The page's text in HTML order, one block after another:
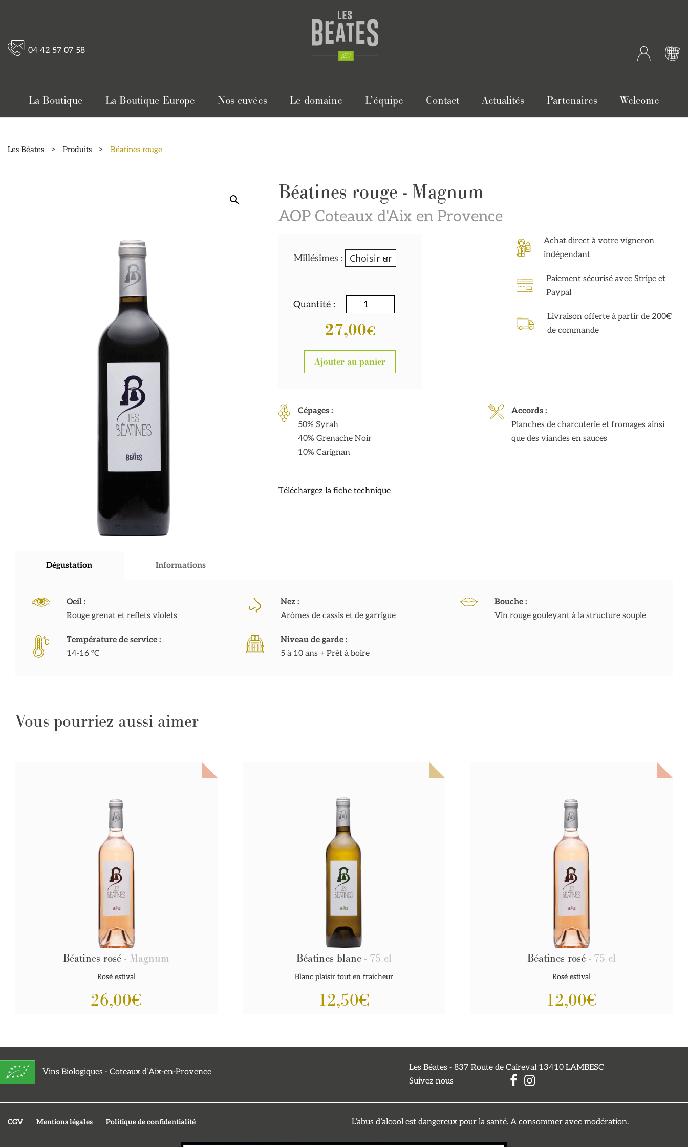
04 42 57 07 58
La Boutique La Boutique Europe Nos cuvées Le domaine L’équipe Contact Actualités Partenaires Welcome
Les Béates > Produits > Béatines rouge
Béatines rouge - Magnum
AOP Coteaux d'Aix en Provence
Millésimes :
Quantité :
27,00€
Ajouter au panier
Achat direct à votre vigneron
indépendant
Paiement sécurisé avec Stripe et
Paypal
Livraison offerte à partir de 200€
de commande
Cépages :
50% Syrah
40% Grenache Noir
10% Carignan
Accords :
Planches de charcuterie et fromages ainsi
que des viandes en sauces
Téléchargez la fiche technique
Dégustation Informations
Oeil :
Rouge grenat et reflets violets
Nez :
Arômes de cassis et de garrigue
Bouche :
Vin rouge gouleyant à la structure souple
Température de service :
14-16 °C
Niveau de garde :
5 à 10 ans + Prêt à boire
Vous pourriez aussi aimer
Béatines rosé - Magnum
Rosé estival
26,00€
Béatines blanc- 75 cl
Blanc plaisir tout en fraicheur
12,50€
Béatines rosé - 75 cl
Rosé estival
12,00€
Vins Biologiques - Coteaux d’Aix-en-Provence
Les Béates - 837 Route de Caireval 13410 LAMBESC
Suivez nous
CGV Mentions légales Politique de confidentialité L’abus d’alcool est dangereux pour la santé. A consommer avec modération.